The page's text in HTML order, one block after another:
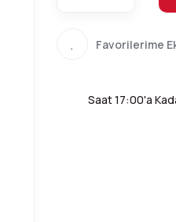
Saat 17:00'a